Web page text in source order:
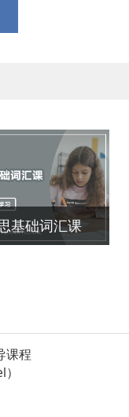
课程